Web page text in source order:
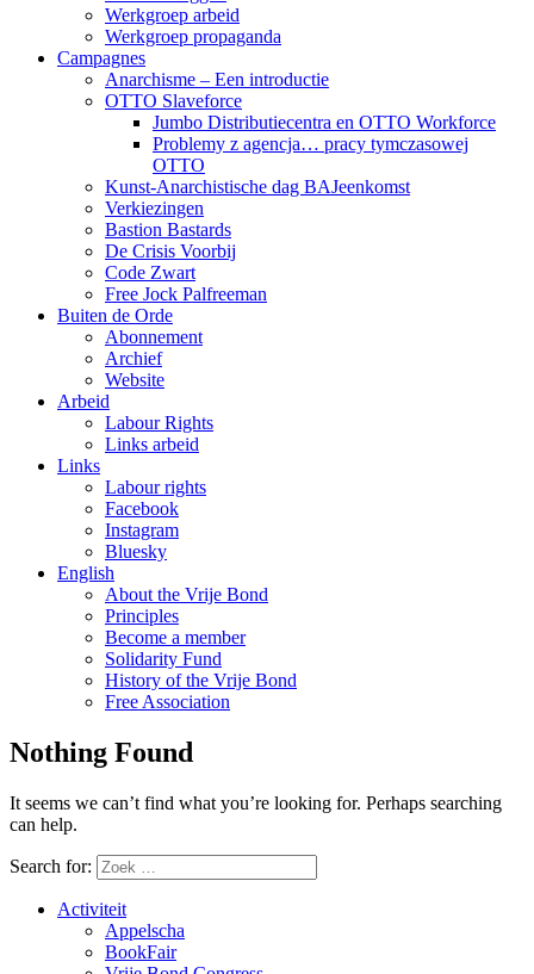
Werkgroep arbeid
Werkgroep propaganda
Campagnes
Anarchisme – Een introductie
OTTO Slaveforce
Jumbo Distributiecentra en OTTO Workforce
Problemy z agencja… pracy tymczasowej
OTTO
Kunst-Anarchistische dag BAJeenkomst
Verkiezingen
Bastion Bastards
De Crisis Voorbij
Code Zwart
Free Jock Palfreeman
Buiten de Orde
Abonnement
Archief
Website
Arbeid
Labour Rights
Links arbeid
Links
Labour rights
Facebook
Instagram
Bluesky
English
About the Vrije Bond
Principles
Become a member
Solidarity Fund
History of the Vrije Bond
Free Association
Nothing Found
It seems we can’t find what you’re looking for. Perhaps searching
can help.
Search for:
Activiteit
Appelscha
BookFair